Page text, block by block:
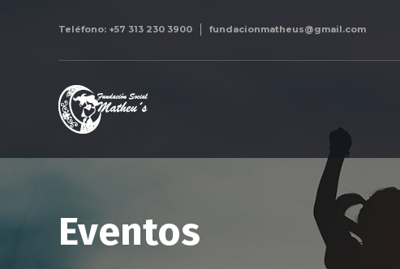
Teléfono: +57 313 230 3900 fundacionmatheus@gmail.com
Eventos